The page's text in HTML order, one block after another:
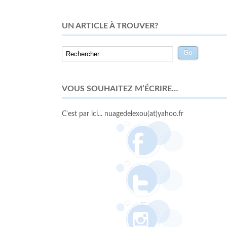
UN ARTICLE À TROUVER?
VOUS SOUHAITEZ M’ÉCRIRE…
C'est par ici... nuagedelexou(at)yahoo.fr